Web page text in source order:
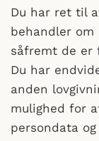
Du har ret til
behandler om
såfremt de er
Du har
anden
mulighed for
persondata